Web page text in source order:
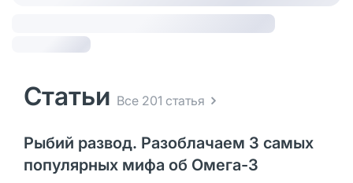
Статьи Все 201 статья
Рыбий развод. Разоблачаем 3 самых
популярных мифа об Омега-3